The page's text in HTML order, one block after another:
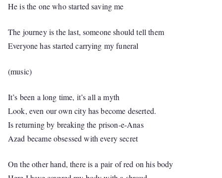
He is the one who started saving me
The journey is the last, someone should tell them
Everyone has started carrying my funeral
(music)
It’s been a long time, it’s all a myth
Look, even our own city has become deserted.
Is returning by breaking the prison-e-Anas
Azad became obsessed with every secret
On the other hand, there is a pair of red on his body